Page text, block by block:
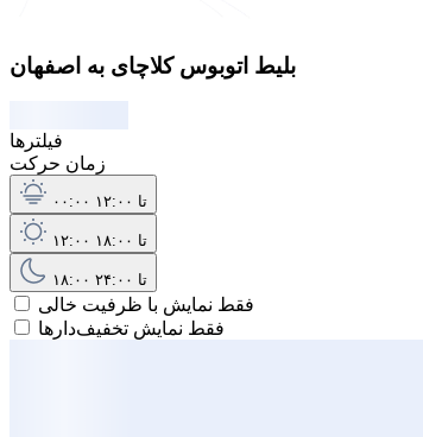
بلیط اتوبوس کلاچای به اصفهان
فیلترها
زمان حرکت
۰۰:۰۰ تا ۱۲:۰۰
۱۲:۰۰ تا ۱۸:۰۰
۱۸:۰۰ تا ۲۴:۰۰
فقط نمایش با ظرفیت خالی
فقط نمایش تخفیف‌دارها